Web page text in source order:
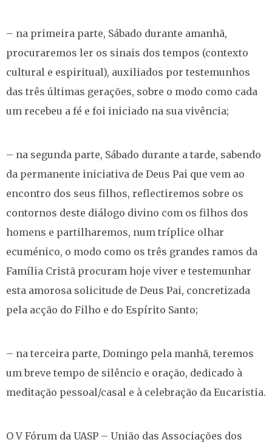
– na primeira parte, Sábado durante amanhã,
procuraremos ler os sinais dos tempos (contexto
cultural e espiritual), auxiliados por testemunhos
das três últimas gerações, sobre o modo como cada
um recebeu a fé e foi iniciado na sua vivência;
– na segunda parte, Sábado durante a tarde, sabendo
da permanente iniciativa de Deus Pai que vem ao
encontro dos seus filhos, reflectiremos sobre os
contornos deste diálogo divino com os filhos dos
homens e partilharemos, num tríplice olhar
ecuménico, o modo como os três grandes ramos da
Família Cristã procuram hoje viver e testemunhar
esta amorosa solicitude de Deus Pai, concretizada
pela acção do Filho e do Espírito Santo;
– na terceira parte, Domingo pela manhã, teremos
um breve tempo de silêncio e oração, dedicado à
meditação pessoal/casal e à celebração da Eucaristia.
O V Fórum da UASP – União das Associações dos